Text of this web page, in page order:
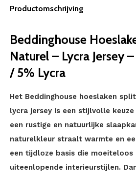
Productomschrijving
Beddinghouse
Naturel – Lycra Jersey
/ 5% Lycra
Het Beddinghouse hoeslaken
lycra jersey is een stijlvolle
een rustige en natuurlijke
naturelkleur straalt warmte en
een tijdloze basis die moeiteloos
uiteenlopende interieurstijlen.